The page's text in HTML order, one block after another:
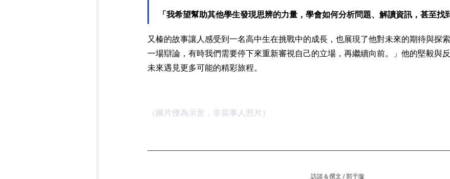
「我希望幫助其他學生發現思辨的力量，學會如何分析問題、解讀資訊，甚至找
又榛的故事讓人感受到一名高中生在挑戰中的成長，也展現了他對未來的期待與探
一場辯論，有時我們需要停下來重新審視自己的立場，再繼續向前。」他的堅毅與
未來遇見更多可能的精彩旅程。
（圖片僅為示意，非當事人照片）
訪談＆撰文 / 郭于璇